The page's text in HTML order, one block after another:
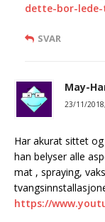
dette-bor-
SVAR
May-
23/11/
Har akurat sittet
han belyser alle
mat , spraying,
https://